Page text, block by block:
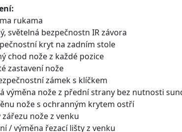
rukama
světelná bezpečnostn IR závora
kryt na zadním stole
chod nože z každé pozice
zastavení nože
zámek s klíčkem
výměna nože z přední strany bez nutnosti
nože s ochranným krytem ostří
nože z venku
/ výměna řezací lišty z venku